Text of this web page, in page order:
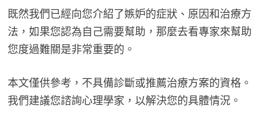
既然我們已經向您介紹了嫉妒的症狀、原因和治療方
法，如果您認為自己需要幫助，那麼去看專家來幫助
您度過難關是非常重要的。
本文僅供參考，不具備診斷或推薦治療方案的資格。
我們建議您諮詢心理學家，以解決您的具體情況。